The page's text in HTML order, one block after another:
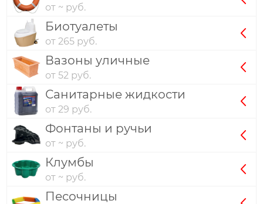
от ~ руб.
Биотуалеты
от 265 руб.
Вазоны уличные
от 52 руб.
Санитарные жидкости
от 29 руб.
Фонтаны и ручьи
от ~ руб.
Клумбы
от ~ руб.
Песочницы